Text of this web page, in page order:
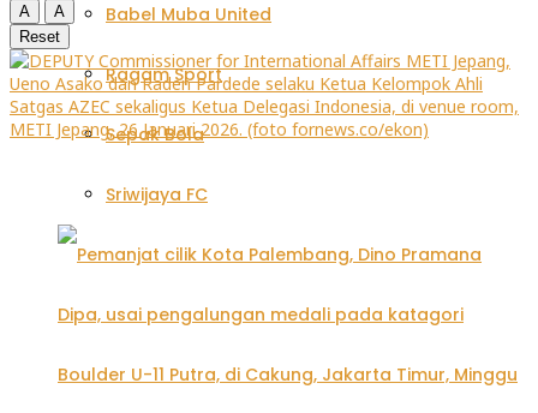
Babel Muba United
Ragam Sport
Sepak Bola
Sriwijaya FC
A
A
Reset